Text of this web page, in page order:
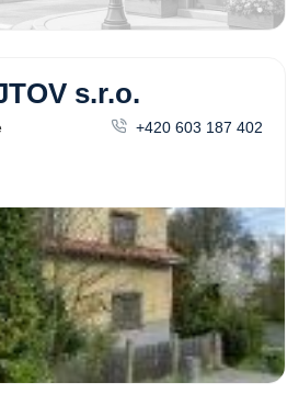
s.r.o.
+420 603 187 402